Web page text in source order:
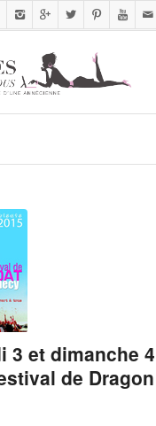
3 et dimanche
de